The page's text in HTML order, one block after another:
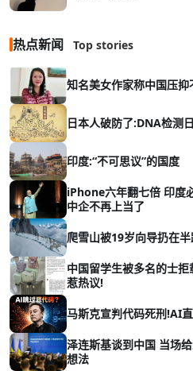
热点新闻 Top stories
知名美女作家称中国压
日本人破防了:DNA检测
印度:“不可思议”的国度
iPhone六年翻七倍 印度
中企不再上当了
爬雪山被19岁向导扔在
中国留学生被多名的士
惹热议!
马斯克宣判代码死刑!AI
泽连斯基谈到中国 当场
想法